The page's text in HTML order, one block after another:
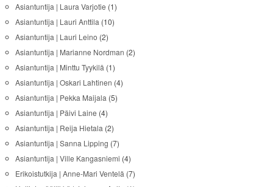
Asiantuntija | Laura Varjotie (1)
Asiantuntija | Lauri Anttila (10)
Asiantuntija | Lauri Leino (2)
Asiantuntija | Marianne Nordman (2)
Asiantuntija | Minttu Tyykilä (1)
Asiantuntija | Oskari Lahtinen (4)
Asiantuntija | Pekka Maijala (5)
Asiantuntija | Päivi Laine (4)
Asiantuntija | Reija Hietala (2)
Asiantuntija | Sanna Lipping (7)
Asiantuntija | Ville Kangasniemi (4)
Erikoistutkija | Anne-Mari Ventelä (7)